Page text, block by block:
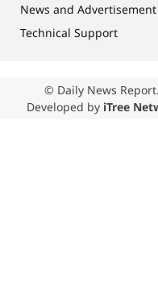
News and Advertisement
Technical Support
© Daily News
Developed by iTree